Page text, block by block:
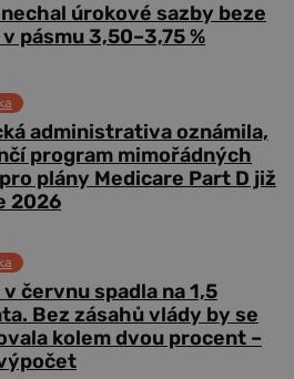
úrokové sazby beze
pásmu 3,50–3,75 %
administrativa oznámila,
program mimořádných
plány Medicare Part D již
2026
červnu spadla na 1,5
Bez zásahů vlády by se
kolem dvou procent –